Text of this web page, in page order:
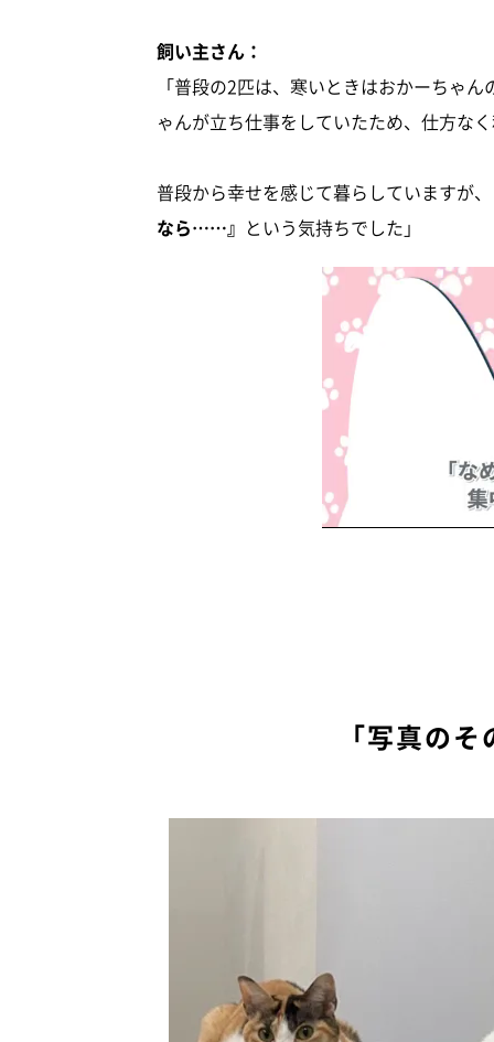
飼い主さん：
「普段の2匹は、寒いときはおかーちゃ
ゃんが立ち仕事をしていたため、仕方な
普段から幸せを感じて暮らしていますが
なら……』 という気持ちでした」
「写真の